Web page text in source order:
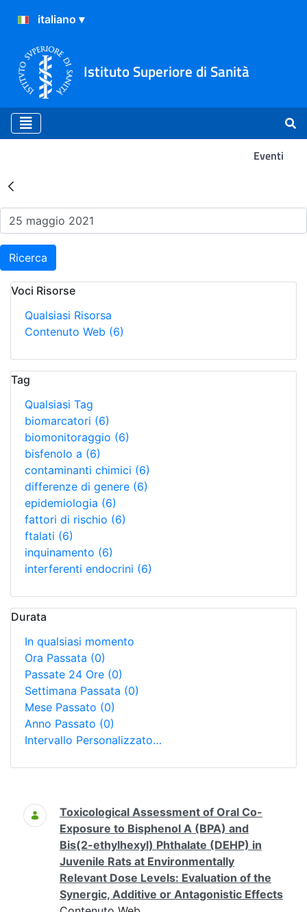
Istituto Superiore di Sanità
Eventi
Risultati della Ricerca -
Ricerca
Voci Risorse
Qualsiasi Risorsa
Contenuto Web (6)
Tag
Qualsiasi Tag
biomarcatori (6)
biomonitoraggio (6)
bisfenolo a (6)
contaminanti chimici (6)
differenze di genere (6)
epidemiologia (6)
fattori di rischio (6)
ftalati (6)
inquinamento (6)
interferenti endocrini (6)
Durata
In qualsiasi momento
Ora Passata (0)
Passate 24 Ore (0)
Settimana Passata (0)
Mese Passato (0)
Anno Passato (0)
Intervallo Personalizzato…
Ricerca
Toxicological Assessment of Oral Co-
Exposure to Bisphenol A (BPA) and
Bis(2-ethylhexyl) Phthalate (DEHP) in
Juvenile Rats at Environmentally
Relevant Dose Levels: Evaluation of the
Synergic, Additive or Antagonistic Effects